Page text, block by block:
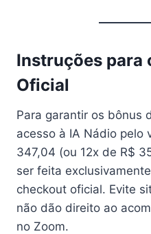
Instruções para
Oficial
Para garantir os bônus
acesso à IA Nádio pelo
347,04 (ou 12x de R$
ser feita
checkout oficial. Evite
não dão direito ao
no Zoom.